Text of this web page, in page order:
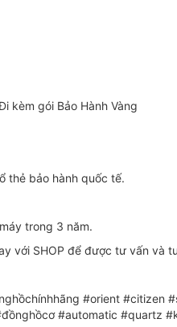
kèm gói Bảo Hành Vàng
thẻ bảo hành quốc tế.
trong 3 năm.
với SHOP để được tư vấn và
#orient #citizen
#automatic #quartz